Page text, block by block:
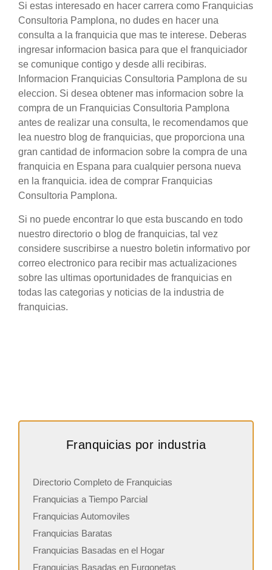
Si estas interesado en hacer carrera como Franquicias
Consultoria Pamplona, no dudes en hacer una
consulta a la franquicia que mas te interese. Deberas
ingresar informacion basica para que el franquiciador
se comunique contigo y desde alli recibiras.
Informacion Franquicias Consultoria Pamplona de su
eleccion. Si desea obtener mas informacion sobre la
compra de un Franquicias Consultoria Pamplona
antes de realizar una consulta, le recomendamos que
lea nuestro blog de franquicias, que proporciona una
gran cantidad de informacion sobre la compra de una
franquicia en Espana para cualquier persona nueva
en la franquicia. idea de comprar Franquicias
Consultoria Pamplona.
Si no puede encontrar lo que esta buscando en todo
nuestro directorio o blog de franquicias, tal vez
considere suscribirse a nuestro boletin informativo por
correo electronico para recibir mas actualizaciones
sobre las ultimas oportunidades de franquicias en
todas las categorias y noticias de la industria de
franquicias.
Franquicias por industria
Directorio Completo de Franquicias
Franquicias a Tiempo Parcial
Franquicias Automoviles
Franquicias Baratas
Franquicias Basadas en el Hogar
Franquicias Basadas en Furgonetas